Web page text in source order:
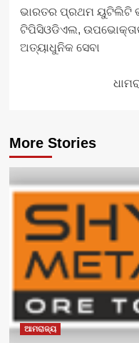
navigation
ଭାରତର ପ୍ରଥମ ୟୁଟିଲିଟି
ଟିପିସିଓଡିଏଲ,
ଅତ୍ୟାଧୁନିକ ସେବା
More Stories
ଆମରାଜ୍ୟ